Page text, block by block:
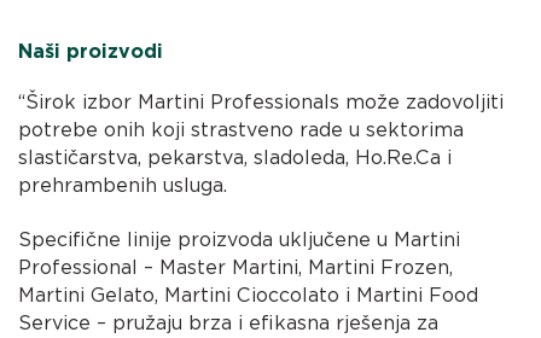
Naši proizvodi
“Širok izbor Martini Professionals može zadovoljiti
potrebe onih koji strastveno rade u sektorima
slastičarstva, pekarstva, sladoleda, Ho.Re.Ca i
prehrambenih usluga.
Specifične linije proizvoda uključene u Martini
Professional – Master Martini, Martini Frozen,
Martini Gelato, Martini Cioccolato i Martini Food
Service – pružaju brza i efikasna rješenja za